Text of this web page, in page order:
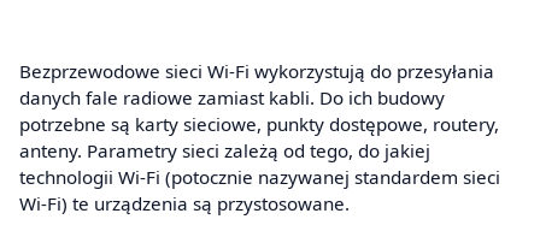
Bezprzewodowe sieci Wi-Fi wykorzystują do przesyłania
danych fale radiowe zamiast kabli. Do ich budowy
potrzebne są karty sieciowe, punkty dostępowe, routery,
anteny. Parametry sieci zależą od tego, do jakiej
technologii Wi-Fi (potocznie nazywanej standardem sieci
Wi-Fi) te urządzenia są przystosowane.